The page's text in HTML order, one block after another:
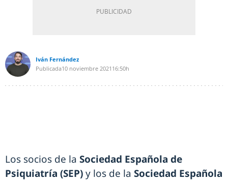
Iván Fernández
Publicada10 noviembre 2021 16:50h
Los socios de la Sociedad Española de
Psiquiatría (SEP)y los de la Sociedad Española